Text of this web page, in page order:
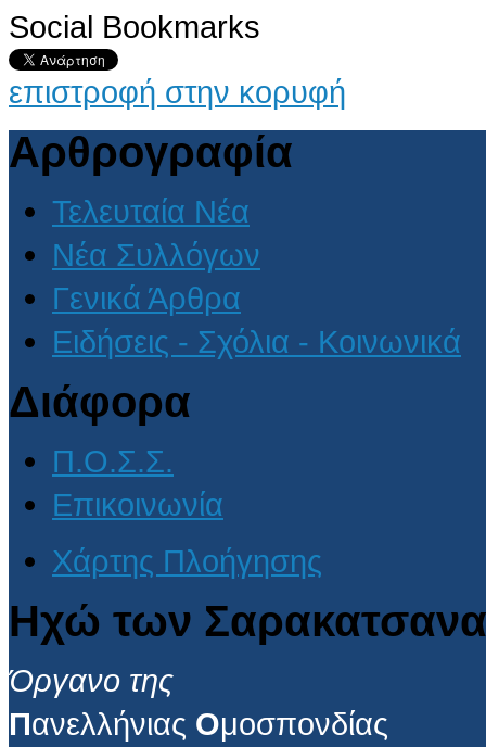
AdmirorGallery 4.5.0, author/s Vasiljevski& Kekeljevic
Social Bookmarks
επιστροφή στην κορυφή
Αρθρογραφία
Τελευταία Νέα
Νέα Συλλόγων
Γενικά Άρθρα
Ειδήσεις - Σχόλια - Κοινωνικά
Διάφορα
Π.Ο.Σ.Σ.
Επικοινωνία
Χάρτης Πλοήγησης
Ηχώ των
Όργανο της
Πανελλήνιας Ομοσπονδίας